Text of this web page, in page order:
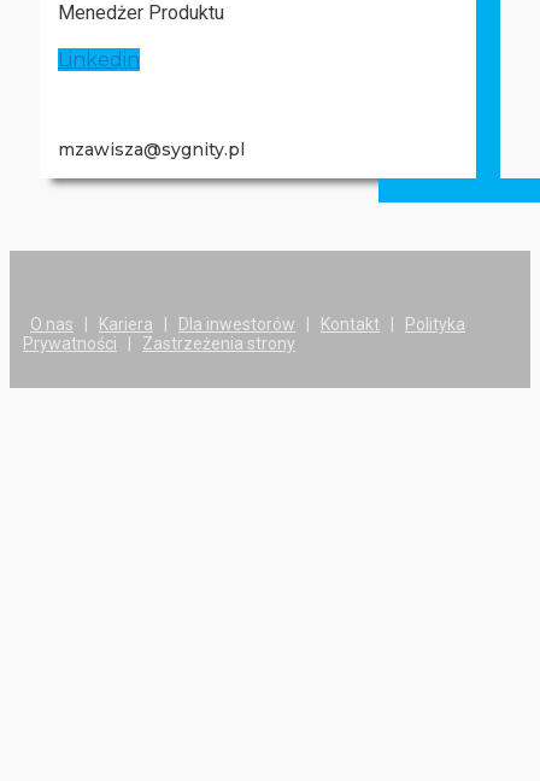
Menedżer Produktu
Linkedin
mzawisza@sygnity.pl
O nas Kariera Dla inwestorów Kontakt
Polityka
Prywatności
Zastrzeżenia strony